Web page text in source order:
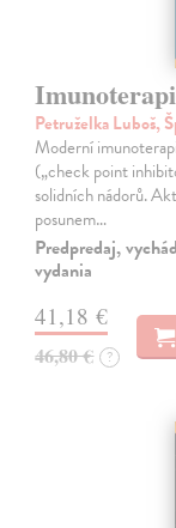
Petruželka Luboš,
Moderní
(„check point
solidních nádorů.
posunem…
Predpredaj,
vydania
41,18 €
46,80 € ?